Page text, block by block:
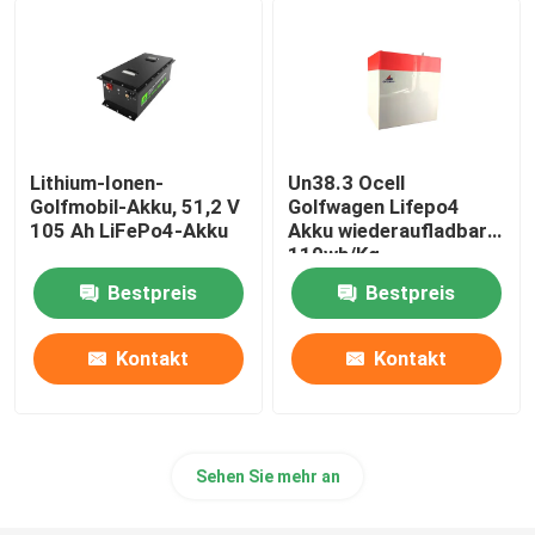
Batterie-Satz 48V LiFePO4
an der Wand befestigte Lithium-Batterie
Weg vom Gitter-hybriden Solarinverter
Tragbares Kraftwerk
Lithium-Ionen-
Golfmobil-Akku, 51,2 V
105 Ah LiFePo4-Akku
Bestpreis
Kontakt
Un38.3 Ocell
Golfwagen Lifepo4
Akku wiederaufladbar
110wh/Kg
Bestpreis
Kontakt
Sehen Sie mehr an